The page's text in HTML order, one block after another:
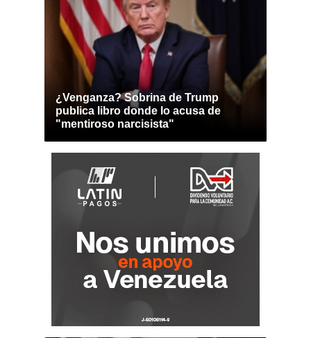
¿Venganza? Sobrina de Trump
publica libro donde lo acusa de
"mentiroso narcisista"